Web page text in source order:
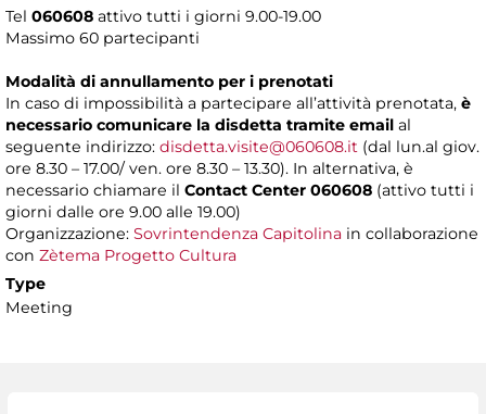
Tel 060608 attivo tutti i giorni 9.00-19.00
Massimo 60 partecipanti
Modalità di annullamento per i prenotati
In caso di impossibilità a partecipare all’attività prenotata, è
necessario comunicare la disdetta tramite email al
seguente indirizzo: disdetta.visite@060608.it (dal lun.al giov.
ore 8.30 – 17.00/ ven. ore 8.30 – 13.30). In alternativa, è
necessario chiamare il Contact Center 060608 (attivo tutti i
giorni dalle ore 9.00 alle 19.00)
Organizzazione: Sovrintendenza Capitolina in collaborazione
con Zètema Progetto Cultura
Type
Meeting